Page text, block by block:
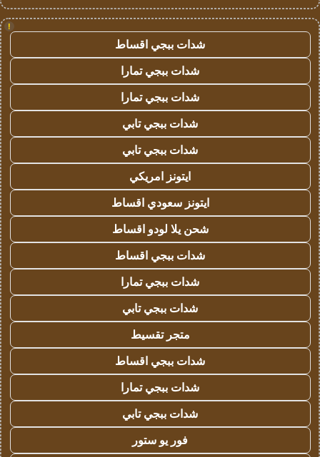
!
شدات ببجي اقساط
شدات ببجي تمارا
شدات ببجي تمارا
شدات ببجي تابي
شدات ببجي تابي
ايتونز امريكي
ايتونز سعودي اقساط
شحن يلا لودو اقساط
شدات ببجي اقساط
شدات ببجي تمارا
شدات ببجي تابي
متجر تقسيط
شدات ببجي اقساط
شدات ببجي تمارا
شدات ببجي تابي
فور يو ستور